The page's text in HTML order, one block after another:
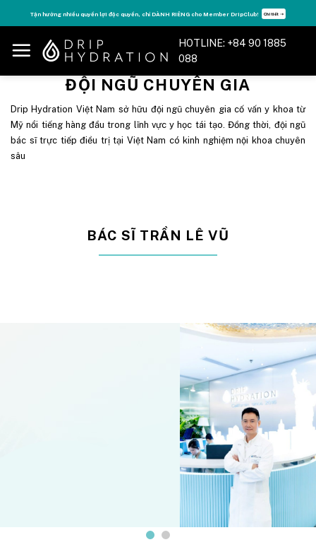
to
content
Tận hưởng nhiều quyền lợi độc quyền, chỉ DÀNH RIÊNG cho Member DripClub! Chi tiết ➝
HOTLINE: +84 90 1885
088
ĐỘI NGŨ CHUYÊN GIA
Drip Hydration Việt Nam sở hữu đội ngũ chuyên gia cố vấn y khoa từ
Mỹ nổi tiếng hàng đầu trong lĩnh vực y học tái tạo. Đồng thời, đội ngũ
bác sĩ trực tiếp điều trị tại Việt Nam có kinh nghiệm nội khoa chuyên
sâu
BÁC SĨ TRẦN LÊ VŨ